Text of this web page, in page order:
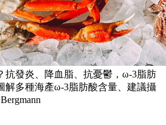
抗發炎、降血脂、抗憂鬱，ω-3脂肪
解多種海產ω-3脂肪酸含量、建議攝